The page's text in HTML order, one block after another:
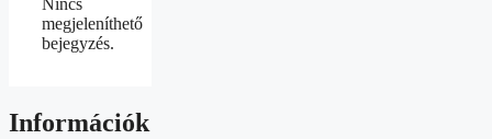
Nincs
megjeleníthető
bejegyzés.
Információk